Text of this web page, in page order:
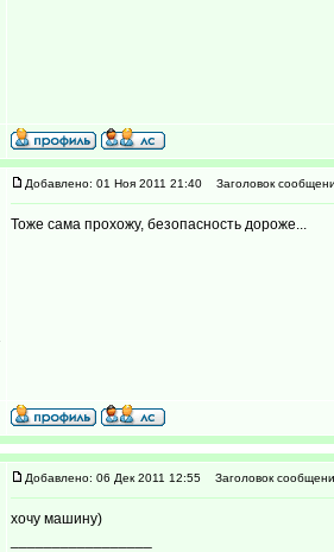
Добавлено: 01 Ноя 2011 21:40 Заголовок
Тоже сама прохожу, безопасность дороже...
Добавлено: 06 Дек 2011 12:55 Заголовок
хочу машину)